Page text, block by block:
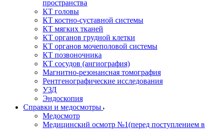
пространства
КТ головы
КТ костно-суставной системы
КТ мягких тканей
КТ органов грудной клетки
КТ органов мочеполовой системы
КТ позвоночника
КТ сосудов (ангиография)
Магнитно-резонансная томография
Рентгенографические исследования
УЗД
Эндоскопия
Справки и медосмотры
Медосмотр
Медицинский осмотр №1(перед поступлением в